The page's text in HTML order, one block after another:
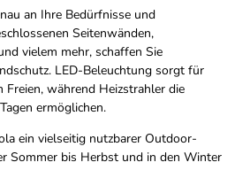
an Ihre Bedürfnisse und
Seitenwänden,
vielem mehr, schaffen Sie
LED-Beleuchtung sorgt für
während Heizstrahler die
ermöglichen.
ein vielseitig nutzbarer Outdoor-
Sommer bis Herbst und in den Winter